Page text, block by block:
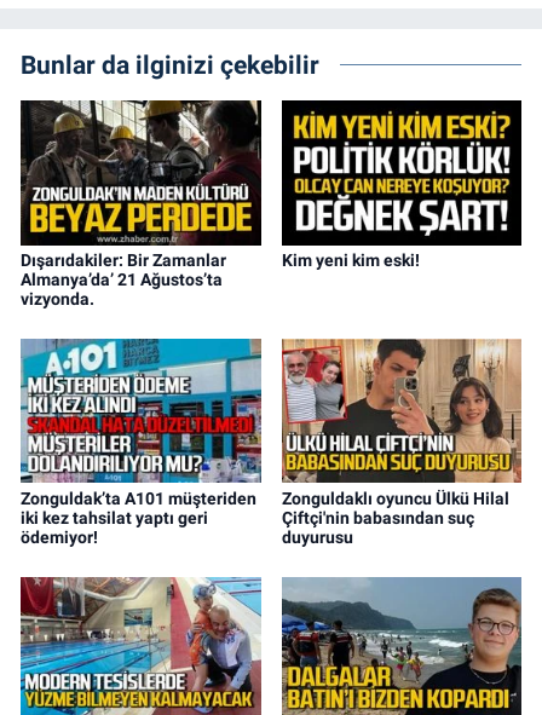
Bunlar da ilginizi çekebilir
Dışarıdakiler: Bir Zamanlar
Almanya’da’ 21 Ağustos’ta
vizyonda.
Kim yeni kim eski!
Zonguldak’ta A101 müşteriden
iki kez tahsilat yaptı geri
ödemiyor!
Zonguldaklı oyuncu Ülkü Hilal
Çiftçi'nin babasından suç
duyurusu